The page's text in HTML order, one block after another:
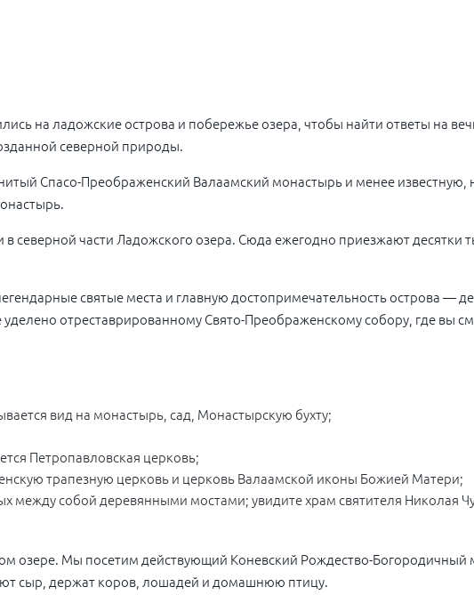
на ладожские острова и побережье озера, чтобы найти ответы на
северной природы.
Спасо-Преображенский Валаамский монастырь и менее известную,
части Ладожского озера. Сюда ежегодно приезжают десятки
святые места и главную достопримечательность острова —
отреставрированному Свято-Преображенскому собору, где вы
вид на монастырь, сад, Монастырскую бухту;
Петропавловская церковь;
трапезную церковь и церковь Валаамской иконы Божией Матери;
между собой деревянными мостами; увидите храм святителя Николая
озере. Мы посетим действующий Коневский Рождество-
сыр, держат коров, лошадей и домашнюю птицу.